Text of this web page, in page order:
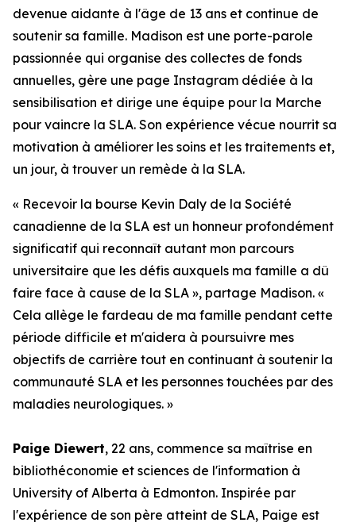
devenue aidante à l'âge de 13 ans et continue de
soutenir sa famille. Madison est une porte-parole
passionnée qui organise des collectes de fonds
annuelles, gère une page Instagram dédiée à la
sensibilisation et dirige une équipe pour la Marche
pour vaincre la SLA. Son expérience vécue nourrit sa
motivation à améliorer les soins et les traitements et,
un jour, à trouver un remède à la SLA.
« Recevoir la bourse Kevin Daly de la Société
canadienne de la SLA est un honneur profondément
significatif qui reconnaît autant mon parcours
universitaire que les défis auxquels ma famille a dû
faire face à cause de la SLA », partage Madison. «
Cela allège le fardeau de ma famille pendant cette
période difficile et m'aidera à poursuivre mes
objectifs de carrière tout en continuant à soutenir la
communauté SLA et les personnes touchées par des
maladies neurologiques. »
Paige Diewert, 22 ans, commence sa maîtrise en
bibliothéconomie et sciences de l'information à
University of Alberta à Edmonton. Inspirée par
l'expérience de son père atteint de SLA, Paige est